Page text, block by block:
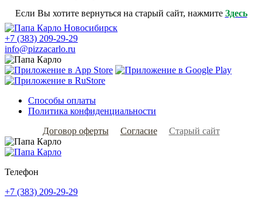
Если Вы хотите вернуться на старый сайт, нажмите Здесь
+7 (383) 209-29-29
info@pizzacarlo.ru
Способы оплаты
Политика конфиденциальности
Договор оферты
Согласие Старый сайт
Телефон
+7 (383) 209-29-29